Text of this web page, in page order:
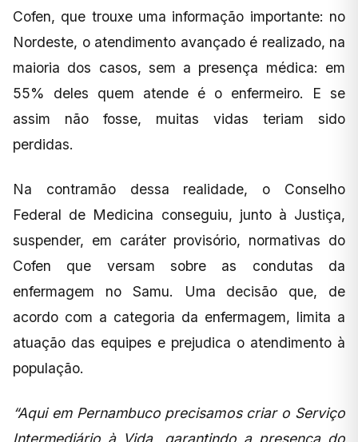
Cofen, que trouxe uma informação importante: no
Nordeste, o atendimento avançado é realizado, na
maioria dos casos, sem a presença médica: em
55% deles quem atende é o enfermeiro. E se
assim não fosse, muitas vidas teriam sido
perdidas.
Na contramão dessa realidade, o Conselho
Federal de Medicina conseguiu, junto à Justiça,
suspender, em caráter provisório, normativas do
Cofen que versam sobre as condutas da
enfermagem no Samu. Uma decisão que, de
acordo com a categoria da enfermagem, limita a
atuação das equipes e prejudica o atendimento à
população.
“Aqui em Pernambuco precisamos criar o Serviço
Intermediário à Vida, garantindo a presença do